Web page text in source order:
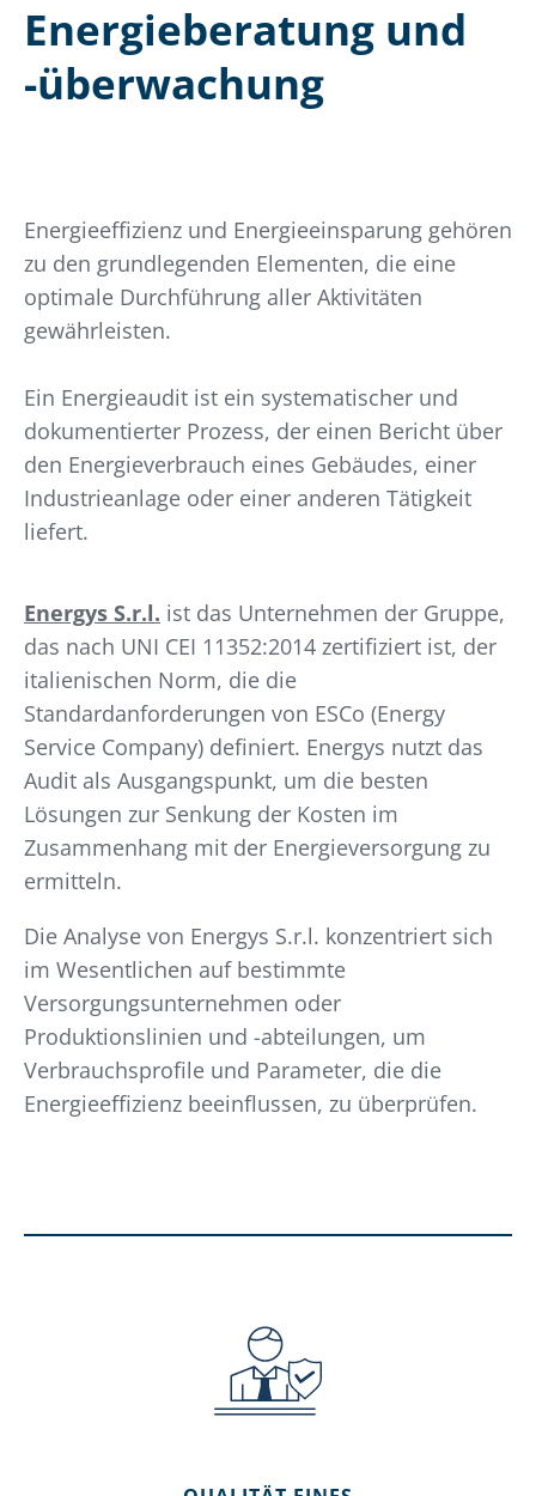
Energieberatung und
-überwachung
Energieeffizienz und Energieeinsparung gehören
zu den grundlegenden Elementen, die eine
optimale Durchführung aller Aktivitäten
gewährleisten.
Ein Energieaudit ist ein systematischer und
dokumentierter Prozess, der einen Bericht über
den Energieverbrauch eines Gebäudes, einer
Industrieanlage oder einer anderen Tätigkeit
liefert.
Energys S.r.l. ist das Unternehmen der Gruppe,
das nach UNI CEI 11352:2014 zertifiziert ist, der
italienischen Norm, die die
Standardanforderungen von ESCo (Energy
Service Company) definiert. Energys nutzt das
Audit als Ausgangspunkt, um die besten
Lösungen zur Senkung der Kosten im
Zusammenhang mit der Energieversorgung zu
ermitteln.
Die Analyse von Energys S.r.l. konzentriert sich
im Wesentlichen auf bestimmte
Versorgungsunternehmen oder
Produktionslinien und -abteilungen, um
Verbrauchsprofile und Parameter, die die
Energieeffizienz beeinflussen, zu überprüfen.